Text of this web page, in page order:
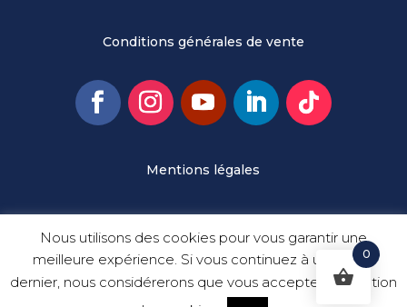
Conditions générales de vente
Mentions légales
© Cafés Maurice
Paiements sécurisés
Nous utilisons des cookies pour vous garantir une
meilleure expérience. Si vous continuez à utiliser ce
dernier, nous considérerons que vous acceptez l'utilisation
0